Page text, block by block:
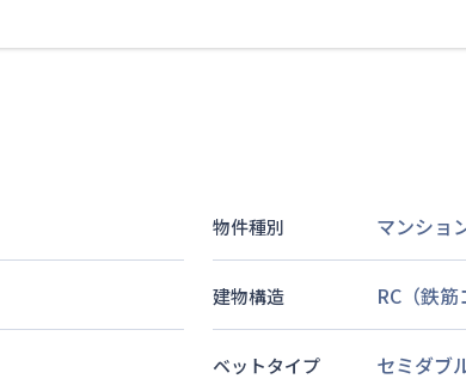
物件種別 マンショ
建物構造 RC（鉄
ベットタイプ セミダブ